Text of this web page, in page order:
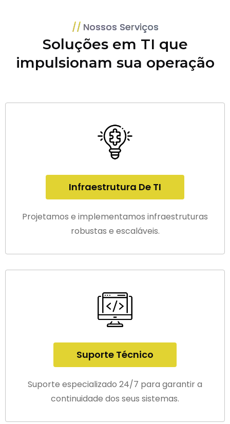
Nossos Serviços
Soluções em TI que
impulsionam sua operação
Infraestrutura De TI
Projetamos e implementamos infraestruturas
robustas e escaláveis.
Suporte Técnico
Suporte especializado 24/7 para garantir a
continuidade dos seus sistemas.